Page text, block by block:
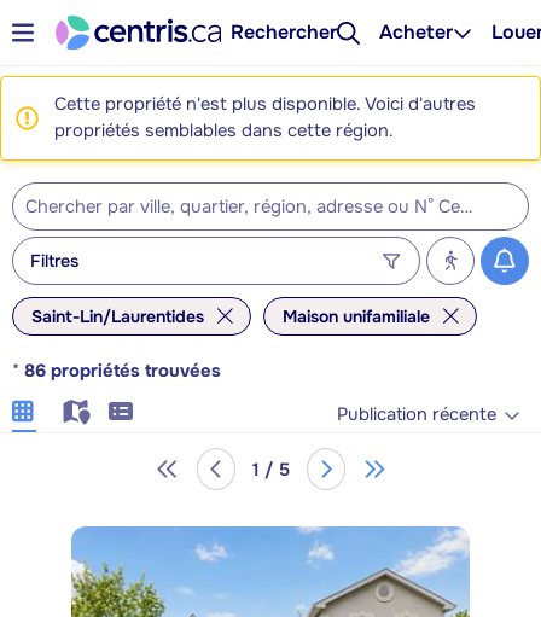
Rechercher Acheter
Cette propriété n'est plus disponible. Voici d'autres
propriétés semblables dans cette région.
Filtres
Saint-Lin/Laurentides Maison unifamiliale
* 86 propriétés trouvées
Publication récente
1 / 5